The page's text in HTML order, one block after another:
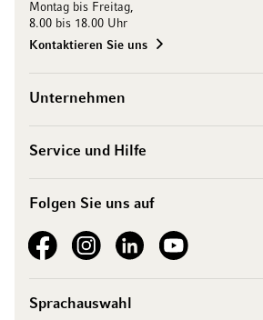
Montag bis Freitag,
8.00 bis 18.00 Uhr
Kontaktieren Sie uns
Unternehmen
Service und Hilfe
Folgen Sie uns auf
See our FacebookSee our Instagram account
See our LinkedInSee our YouTube channel
Sprachauswahl